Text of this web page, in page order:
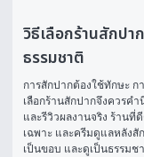
วิธีเลือกร้านสักปา
ธรรมชาติ
การสักปากต้องใช้ทักษะ ก
เลือกร้านสักปากจึงควรค
และรีวิวผลงานจริง ร้าน
เฉพาะ และครีมดูแลหลัง
เป็นขอบ และดูเป็นธรรมช